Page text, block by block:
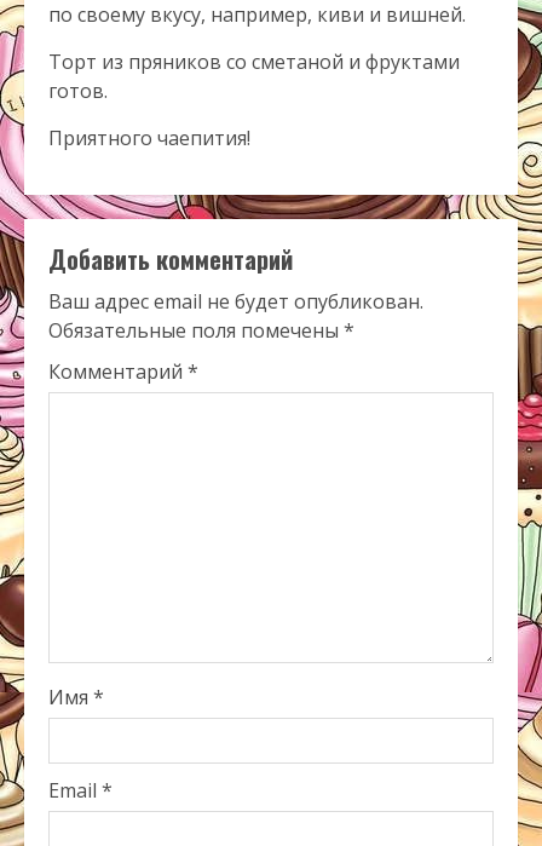
по своему вкусу, например, киви и вишней.
Торт из пряников со сметаной и фруктами
готов.
Приятного чаепития!
Добавить комментарий
Ваш адрес email не будет опубликован.
Обязательные поля помечены *
Комментарий *
Имя *
Email *